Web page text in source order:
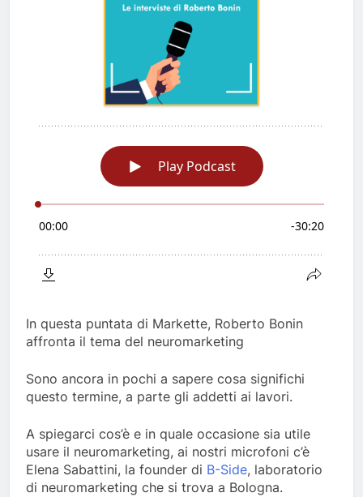
In questa puntata di Markette, Roberto Bonin
affronta il tema del neuromarketing
Sono ancora in pochi a sapere cosa significhi
questo termine, a parte gli addetti ai lavori.
A spiegarci cos’è e in quale occasione sia utile
usare il neuromarketing, ai nostri microfoni c’è
Elena Sabattini, la founder di B-Side, laboratorio
di neuromarketing che si trova a Bologna.